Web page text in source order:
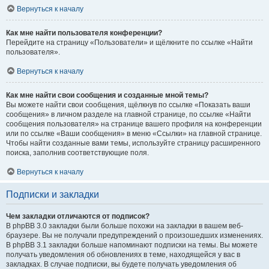
Вернуться к началу
Как мне найти пользователя конференции?
Перейдите на страницу «Пользователи» и щёлкните по ссылке «Найти
пользователя».
Вернуться к началу
Как мне найти свои сообщения и созданные мной темы?
Вы можете найти свои сообщения, щёлкнув по ссылке «Показать ваши
сообщения» в личном разделе на главной странице, по ссылке «Найти
сообщения пользователя» на странице вашего профиля на конференции
или по ссылке «Ваши сообщения» в меню «Ссылки» на главной странице.
Чтобы найти созданные вами темы, используйте страницу расширенного
поиска, заполнив соответствующие поля.
Вернуться к началу
Подписки и закладки
Чем закладки отличаются от подписок?
В phpBB 3.0 закладки были больше похожи на закладки в вашем веб-
браузере. Вы не получали предупреждений о произошедших изменениях.
В phpBB 3.1 закладки больше напоминают подписки на темы. Вы можете
получать уведомления об обновлениях в теме, находящейся у вас в
закладках. В случае подписки, вы будете получать уведомления об